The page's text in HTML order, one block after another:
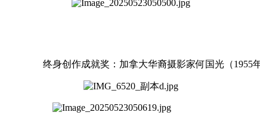
终身创作成就奖：加拿大华裔摄影家何国光（1955